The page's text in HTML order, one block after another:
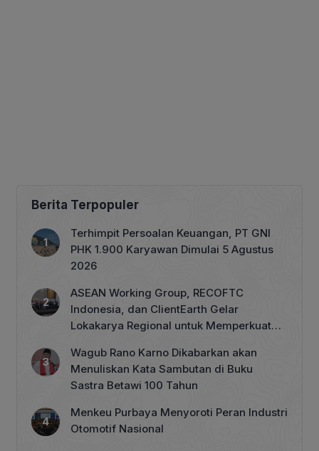
Berita Terpopuler
Terhimpit Persoalan Keuangan, PT GNI
PHK 1.900 Karyawan Dimulai 5 Agustus
2026
ASEAN Working Group, RECOFTC
Indonesia, dan ClientEarth Gelar
Lokakarya Regional untuk Memperkuat
Wagub Rano Karno Dikabarkan akan
Menuliskan Kata Sambutan di Buku
Sastra Betawi 100 Tahun
Menkeu Purbaya Menyoroti Peran Industri
Otomotif Nasional